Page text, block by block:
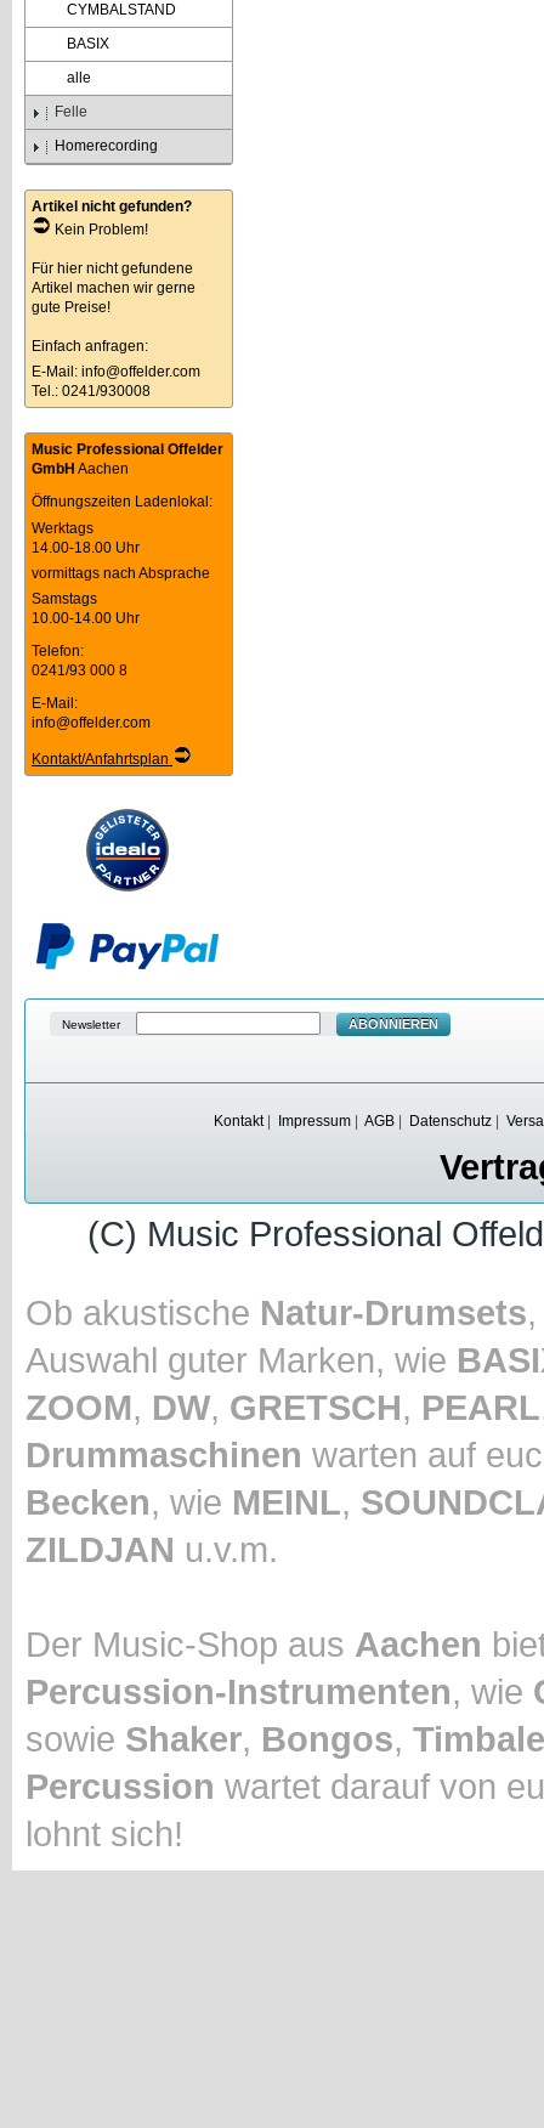
CYMBALSTAND
BASIX
alle
Felle
Homerecording
Artikel nicht gefunden?
Kein Problem!
Für hier nicht gefundene
Artikel machen wir gerne
gute Preise!
Einfach anfragen:
E-Mail: info@offelder.com
Tel.: 0241/930008
Music Professional Offelder
GmbH Aachen
Öffnungszeiten Ladenlokal:
Werktags
14.00-18.00 Uhr
vormittags nach Absprache
Samstags
10.00-14.00 Uhr
Telefon:
0241/93 000 8
E-Mail:
info@offelder.com
Kontakt/Anfahrtsplan
Newsletter ABONNIEREN
Kontakt| Impressum AGB Datenschutz
(C) Music Professional
Ob akustische Natur-Drumsets
Auswahl guter Marken, wie
ZOOM, DW, GRETSCH, PEARL
Drummaschinen warten auf
Becken, wie MEINL,
ZILDJAN u.v.m.
Der Music-Shop aus Aachen
Percussion-Instrumenten, wie
sowie Shaker, Bongos,
Percussion wartet darauf von
lohnt sich!